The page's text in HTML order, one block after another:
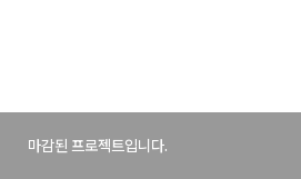
마감된 프로젝트입니다.